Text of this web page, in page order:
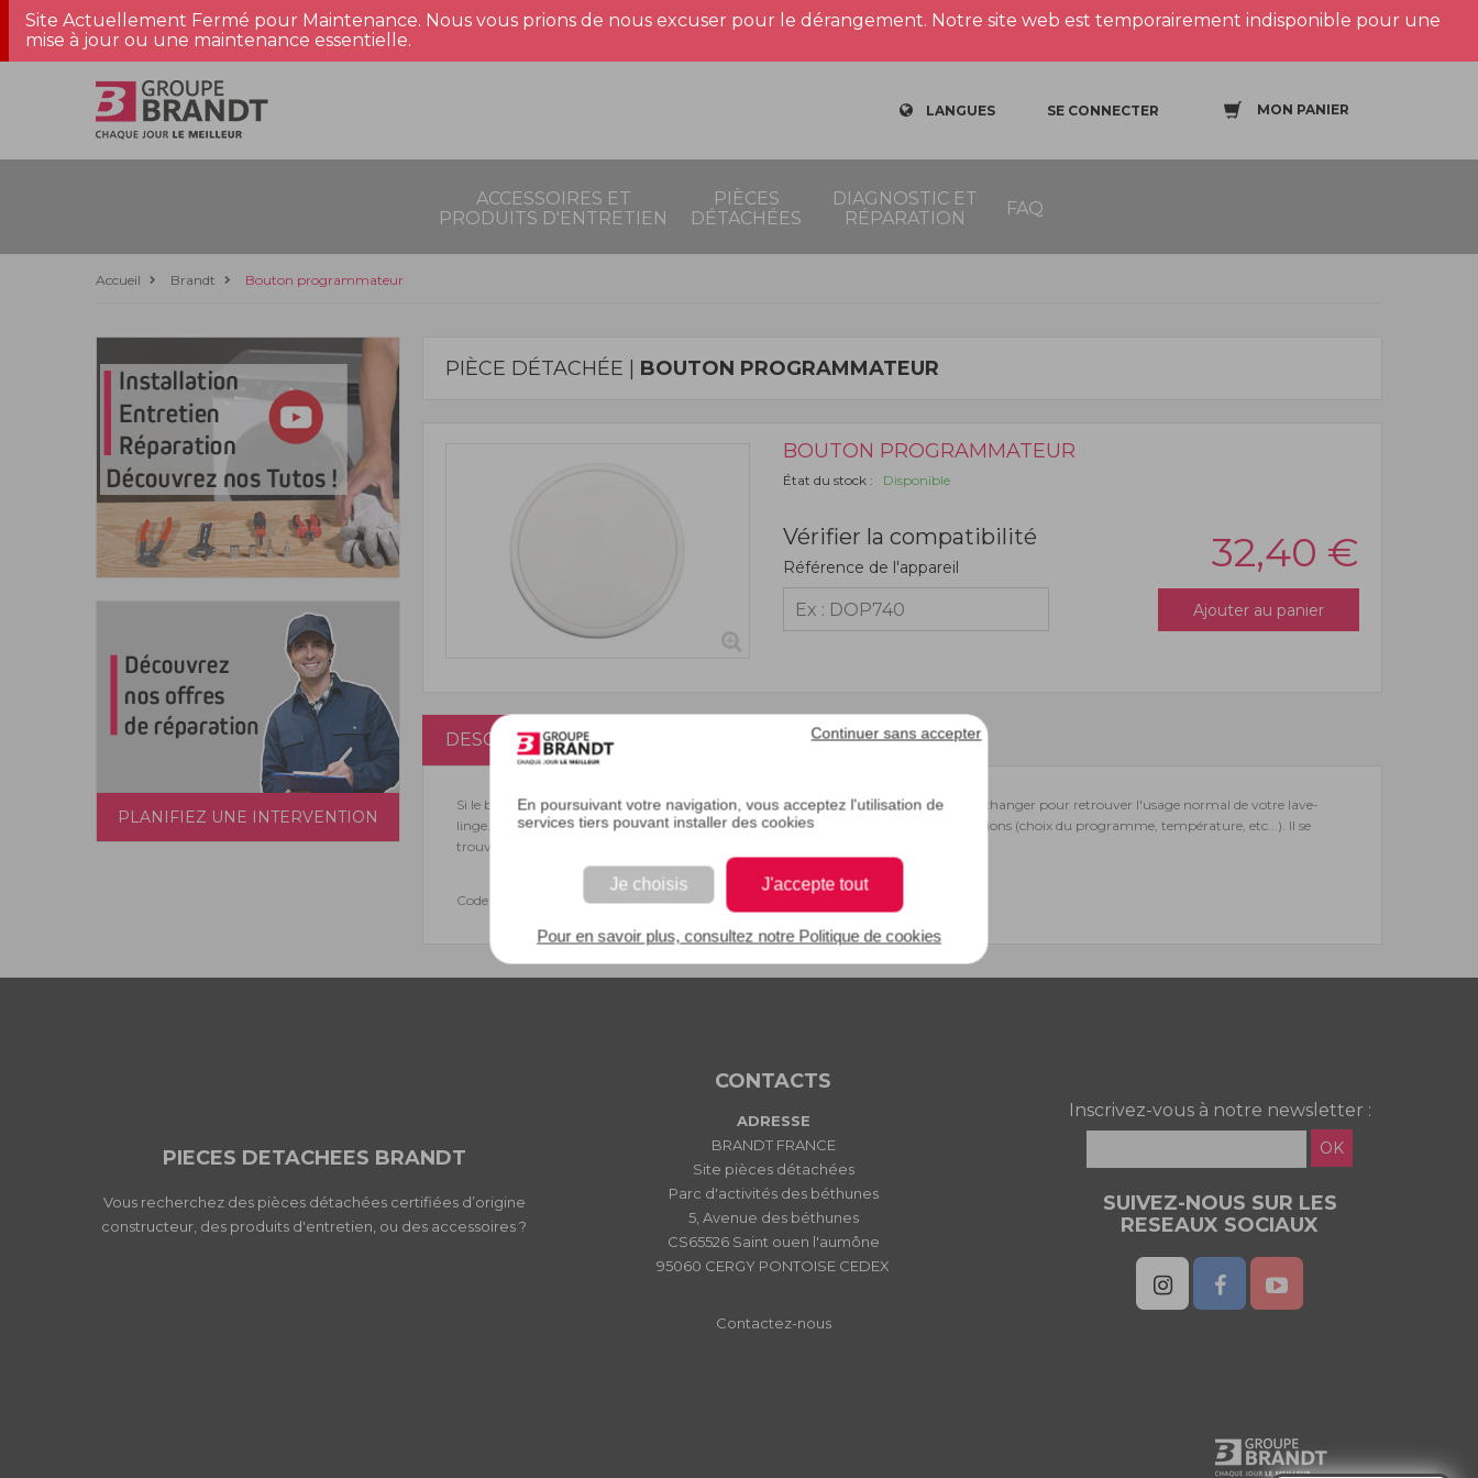
En poursuivant votre navigation, vous acceptez l'utilisation de
services tiers pouvant installer des cookies
Je choisis J'accepte tout
Continuer sans accepter
Pour en savoir plus, consultez notre Politique de cookies
Site Actuellement Fermé pour Maintenance. Nous vous prions de nous excuser pour le dérangement. Notre site web est temporairement indisponible pour une
mise à jour ou une maintenance essentielle.
LANGUES SE CONNECTER MON PANIER
ACCESSOIRES ET
PRODUITS D'ENTRETIEN
PIÈCES
DÉTACHÉES
DIAGNOSTIC ET
RÉPARATION
FAQ
Accueil Brandt Bouton programmateur
PLANIFIEZ UNE INTERVENTION
PIÈCE DÉTACHÉE | BOUTON PROGRAMMATEUR
BOUTON PROGRAMMATEUR
État du stock : Disponible
Vérifier la compatibilité
Référence de l'appareil 32,40 €
Ajouter au panier
DESCRIPTION
Si le bouton (ou manette) du programmateur est abîmé ou cassé, n'hésitez pas à le changer pour retrouver l'usage normal de votre lave-
linge. Le programmateur permet de transmettre à la carte de puissance vos instructions (choix du programme, température, etc...). Il se
trouve derrière le bandeau de commande de votre appareil.
Code EAN : 3251431067057
PIECES DETACHEES BRANDT
Vous recherchez des pièces détachées certifiées d’origine
constructeur, des produits d'entretien, ou des accessoires ?
CONTACTS
ADRESSE
BRANDT FRANCE
Site pièces détachées
Parc d'activités des béthunes
5, Avenue des béthunes
CS65526 Saint ouen l'aumône
95060 CERGY PONTOISE CEDEX
Contactez-nous
Inscrivez-vous à notre newsletter :
OK
SUIVEZ-NOUS SUR LES
RESEAUX SOCIAUX